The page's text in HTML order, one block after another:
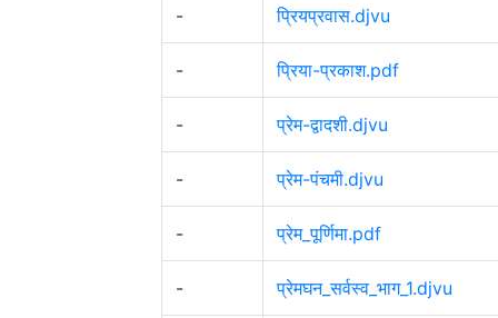
- प्रियप्रवास.djvu
- प्रिया-प्रकाश.pdf
- प्रेम-द्वादशी.djvu
- प्रेम-पंचमी.djvu
- प्रेम_पूर्णिमा.pdf
- प्रेमघन_सर्वस्व_भाग_1.djvu